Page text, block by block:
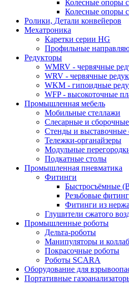
Колесные опоры
Колесные опоры
Ролики, Детали конвейеров
Мехатроника
Каретки серии HG
Профильные
Редукторы
WMRV - червячные
WRV - червячные
WKM - гипоидные
WFP - высокоточные
Промышленная мебель
Мобильные стеллажи
Слесарные и
Стенды и выставочные
Тележки-органайзеры
Модульные
Подкатные столы
Промышленная пневматика
Фитинги
Быстросъёмные
Резьбовые
Фитинги из
Глушители сжатого
Промышленные роботы
Дельта-роботы
Манипуляторы и
Покрасочные роботы
Роботы SCARA
Оборудование для
Портативные